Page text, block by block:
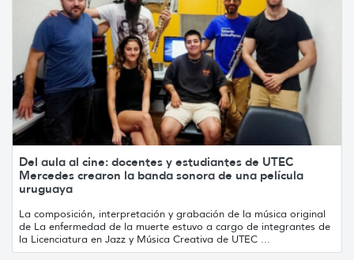
Del aula al cine: docentes y estudiantes de UTEC
Mercedes crearon la banda sonora de una película
uruguaya
La composición, interpretación y grabación de la música original
de La enfermedad de la muerte estuvo a cargo de integrantes de
la Licenciatura en Jazz y Música Creativa de UTEC ...